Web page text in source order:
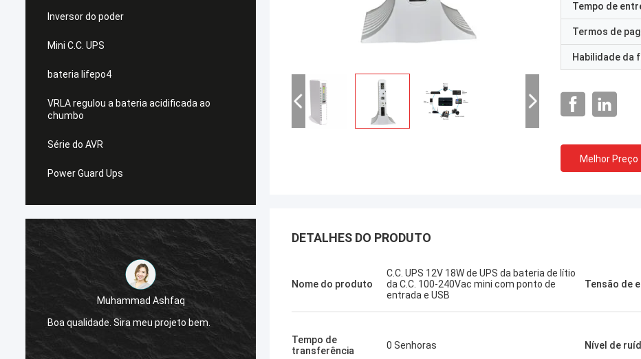
Inversor do poder
Mini C.C. UPS
bateria lifepo4
VRLA regulou a bateria acidificada ao
chumbo
Série do AVR
Power Guard Ups
Muhammad Ashfaq
Boa qualidade. Sira meu projeto bem.
Stamatis Greece
estável, e com bom serviço, eu aprecio!
Tempo de
Termos de
Habilidade da
Melhor Preço
DETALHES DO PRODUTO
Nome do produto
C.C. UPS 12V 18W de UPS da bateria de lítio
da C.C. 100-240Vac mini com ponto de
entrada e USB
Tensão de
Tempo de
transferência
0 Senhoras Nível de